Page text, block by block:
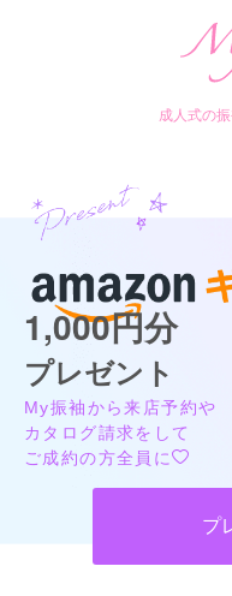
成人式の
1,000円分
プレゼント
My振袖から来店予約や
カタログ請求をして
ご成約の方全員に
プ